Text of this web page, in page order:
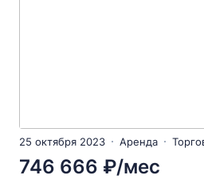
25 октября 2023 Аренда
746 666 ₽/мес